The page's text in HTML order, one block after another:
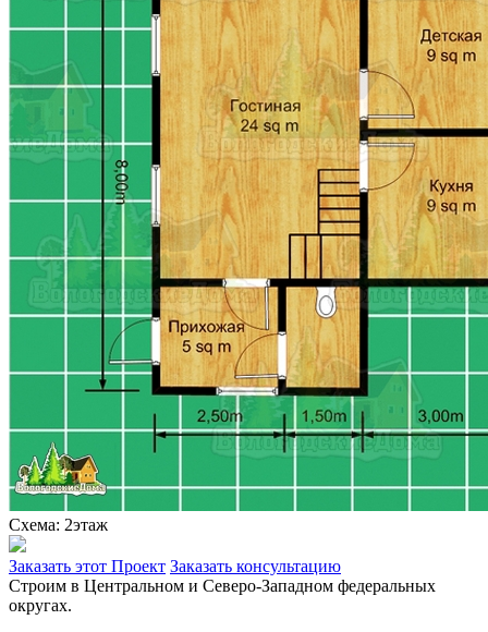
Схема: 2этаж
Заказать этот Проект Заказать консультацию
Строим в Центральном и Северо-Западном федеральных
округах.